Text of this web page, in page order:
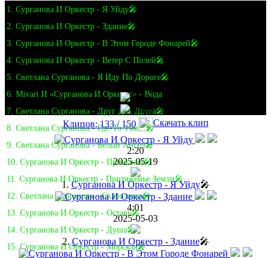
1. Сурганова И Оркестр - Я Уйду🎤
2. Сурганова И Оркестр - Здание🎤
3. Сурганова И Оркестр - В Этом Городе Фонарей🎤
4. Сурганова И Оркестр - Ветер С Полей🎤
5. Светлана Сурганова - Я Иду По Дороге🎤
6. Mivari И «Сурганова И Оркестр» - Вода
7. Светлана Сурганова - Друг Для Друга🎤
8. Светлана Сурганова - Где-То Там...🎤
9. Светлана Сурганова - Белый Ангел🎤
10. Сурганова И Оркестр - Привыкай🎤
11. Сурганова И Оркестр - Притяженье Земли🎤
12. Светлана Сурганова - Скалолазка🎤
13. Сурганова И Оркестр - Оставь🎤
14. Сурганова И Оркестр - Душа🎤
15. Сурганова И Оркестр - Морская🎤
Клипов: 133 / 150 Скачать клип
2:20
2025-05-19
1.Сурганова И Оркестр - Я Уйду🎤
4:01
2025-05-03
2.Сурганова И Оркестр - Здание🎤